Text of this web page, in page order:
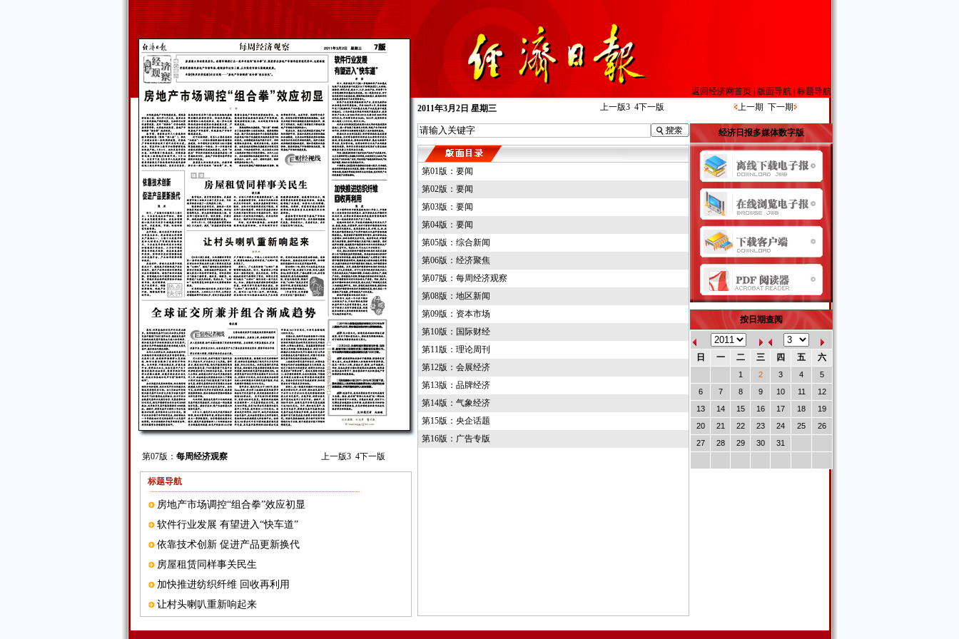
第07版： 每周经济观察 上一版3 4下一版
标题导航
房地产市场调控“组合拳”效应初显
软件行业发展 有望进入“快车道”
依靠技术创新 促进产品更新换代
房屋租赁同样事关民生
加快推进纺织纤维 回收再利用
让村头喇叭重新响起来
返回经济网首页 版面导航 标题导航
2011年3月2日 星期三 上一版3 4下一版 上一期 下一期
第01版：要闻
第02版：要闻
第03版：要闻
第04版：要闻
第05版：综合新闻
第06版：经济聚焦
第07版：每周经济观察
第08版：地区新闻
第09版：资本市场
第10版：国际财经
第11版：理论周刊
第12版：会展经济
第13版：品牌经济
第14版：气象经济
第15版：央企话题
第16版：广告专版
经济日报多媒体数字版
按日期查阅
日 一 二 三 四 五 六
1 2 3 4
5
6
7 8 9 10 11
12
13
14 15 16 17 18
19
20
21 22 23 24 25
26
27
28 29 30 31